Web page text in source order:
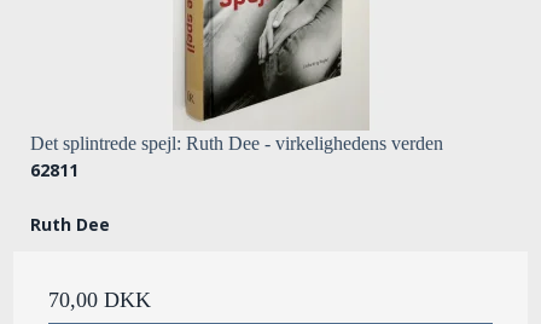
Det splintrede spejl: Ruth Dee - virkelighedens verden
62811
Ruth Dee
70,00 DKK